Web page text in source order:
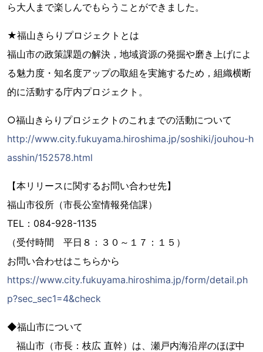
ら大人まで楽しんでもらうことができました。
★福山きらりプロジェクトとは
福山市の政策課題の解決，地域資源の発掘や磨き上げによ
る魅力度・知名度アップの取組を実施するため，組織横断
的に活動する庁内プロジェクト。
○福山きらりプロジェクトのこれまでの活動について
http://www.city.fukuyama.hiroshima.jp/soshiki/jouhou-h
asshin/152578.html
【本リリースに関するお問い合わせ先】
福山市役所（市長公室情報発信課）
TEL：084-928-1135
（受付時間 平日８：３０～１７：１５）
お問い合わせはこちらから
https://www.city.fukuyama.hiroshima.jp/form/detail.ph
p?sec_sec1=4&check
◆福山市について
福山市（市長：枝広 直幹）は、瀬戸内海沿岸のほぼ中